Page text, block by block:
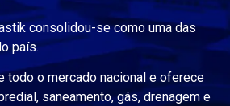
consolidou-se como uma das
país.
todo o mercado nacional e oferece
saneamento, gás, drenagem e